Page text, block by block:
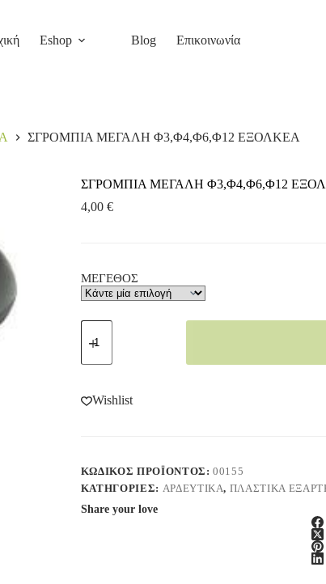
Eshop Blog Επικοινωνία
ΣΓΡΟΜΠΙΑ ΜΕΓΑΛΗ Φ3,Φ4,Φ6,Φ12 ΕΞΟΛΚΕΑ
ΣΓΡΟΜΠΙΑ ΜΕΓΑΛΗ Φ3,Φ4,Φ6,Φ12
4,00 €
ΜΕΓΕΘΟΣ
Wishlist
ΚΩΔΙΚΌΣ ΠΡΟΪΌΝΤΟΣ:00155
ΚΑΤΗΓΟΡΊΕΣ: ΑΡΔΕΥΤΙΚΑ, ΠΛΑΣΤΙΚΑ
Share your love